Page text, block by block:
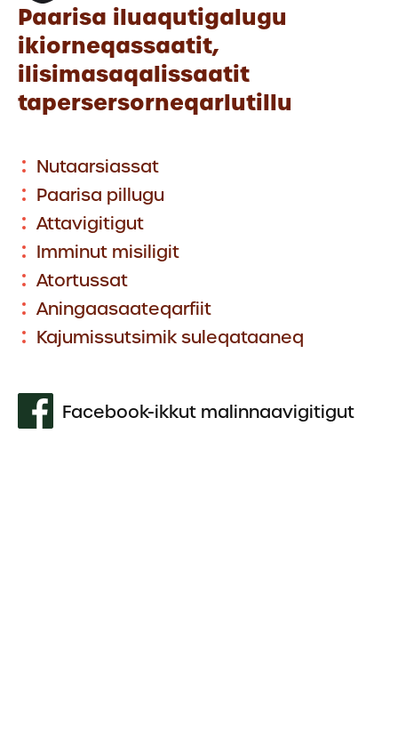
Paarisa iluaqutigalugu
ikiorneqassaatit,
ilisimasaqalissaatit
tapersersorneqarlutillu
Nutaarsiassat
Paarisa pillugu
Attavigitigut
Imminut misiligit
Atortussat
Aningaasaateqarfiit
Kajumissutsimik suleqataaneq
Facebook-ikkut malinnaavigitigut